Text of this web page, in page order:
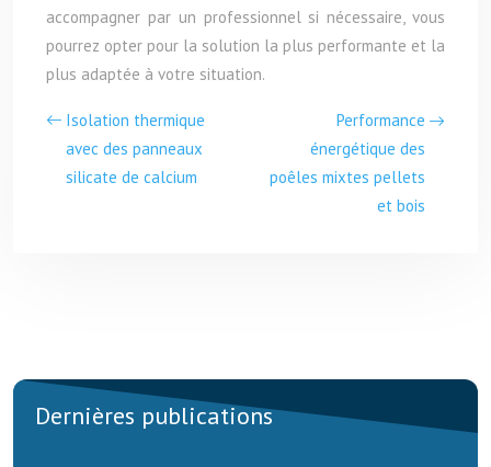
accompagner par un professionnel si nécessaire, vous
pourrez opter pour la solution la plus performante et la
plus adaptée à votre situation.
Isolation thermique
avec des panneaux
silicate de calcium
Performance
énergétique des
poêles mixtes pellets
et bois
Dernières publications